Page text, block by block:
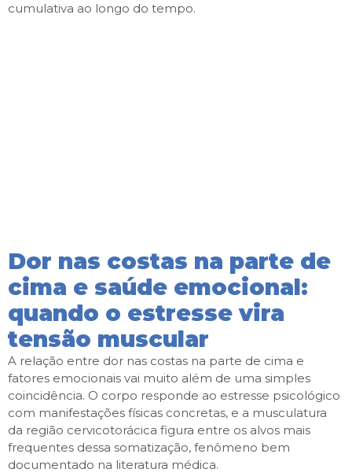
cumulativa ao longo do tempo.
Dor nas costas na parte de
cima e saúde emocional:
quando o estresse vira
tensão muscular
A relação entre dor nas costas na parte de cima e
fatores emocionais vai muito além de uma simples
coincidência. O corpo responde ao estresse psicológico
com manifestações físicas concretas, e a musculatura
da região cervicotorácica figura entre os alvos mais
frequentes dessa somatização, fenômeno bem
documentado na literatura médica.